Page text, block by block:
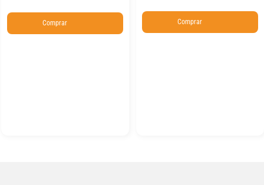
Comprar Comprar